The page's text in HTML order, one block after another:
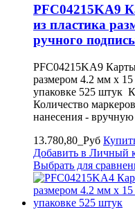
PFC04215KA9
из пластика
ручного
PFC04215KA9
размером 4.2 мм x
упаковке 525 штук
Количество
нанесения -
13.780,80_Руб
Добавить в Личный
Выбрать для